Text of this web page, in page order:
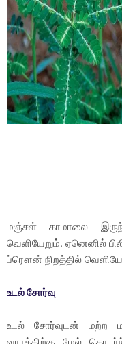
மஞ்சள் காமாலை
வெளியேறும். ஏனெனில்
ப்ரௌன் நிறத்தில்
உடல் சோர்வு
உடல் சோர்வுடன் மற்ற